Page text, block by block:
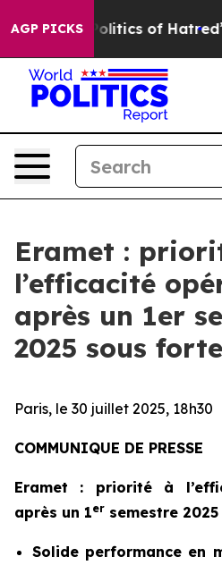
AGP PICKS
of Hatred” The Story
Eramet :
l’efficacité
après un 1er
2025 sous
Paris, le 30 juillet 2025, 18h30
COMMUNIQUE DE PRESSE
Eramet : priorité à
après un 1er semestre
Solide performance en